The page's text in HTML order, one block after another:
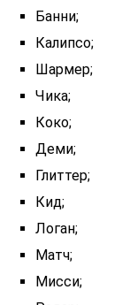
Банни;
Калипсо;
Шармер;
Чика;
Коко;
Деми;
Глиттер;
Кид;
Логан;
Матч;
Мисси;